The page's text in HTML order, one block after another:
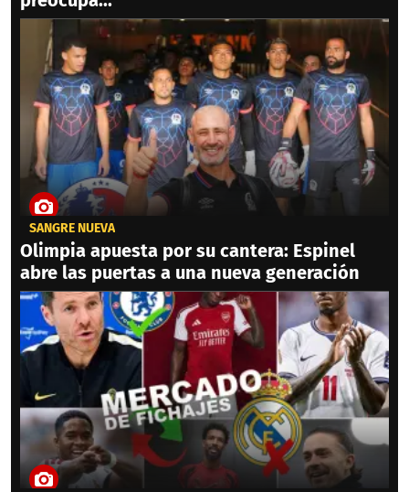
SANGRE NUEVA
Olimpia apuesta por su cantera: Espinel
abre las puertas a una nueva generación